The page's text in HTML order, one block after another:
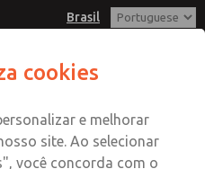
Brasil
Conta
Entrar
cookies
e melhorar
site. Ao selecionar
você concorda com o